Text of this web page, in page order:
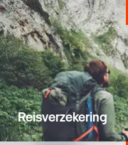
Reisverzekering